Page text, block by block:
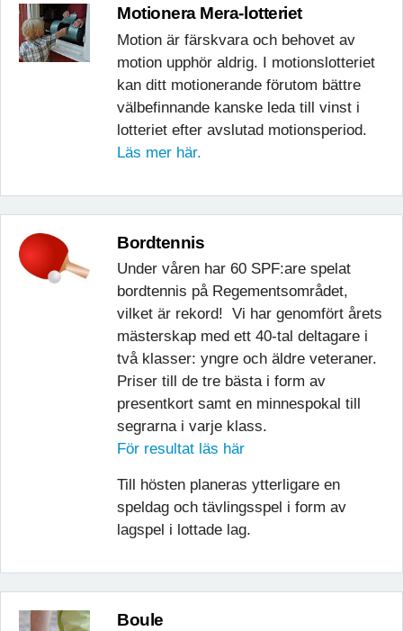
Motionera Mera-lotteriet
Motion är färskvara och behovet av
motion upphör aldrig. I motionslotteriet
kan ditt motionerande förutom bättre
välbefinnande kanske leda till vinst i
lotteriet efter avslutad motionsperiod.
Läs mer här.
Bordtennis
Under våren har 60 SPF:are spelat
bordtennis på Regementsområdet,
vilket är rekord! Vi har genomfört årets
mästerskap med ett 40-tal deltagare i
två klasser: yngre och äldre veteraner.
Priser till de tre bästa i form av
presentkort samt en minnespokal till
segrarna i varje klass.
För resultat läs här
Till hösten planeras ytterligare en
speldag och tävlingsspel i form av
lagspel i lottade lag.
Boule